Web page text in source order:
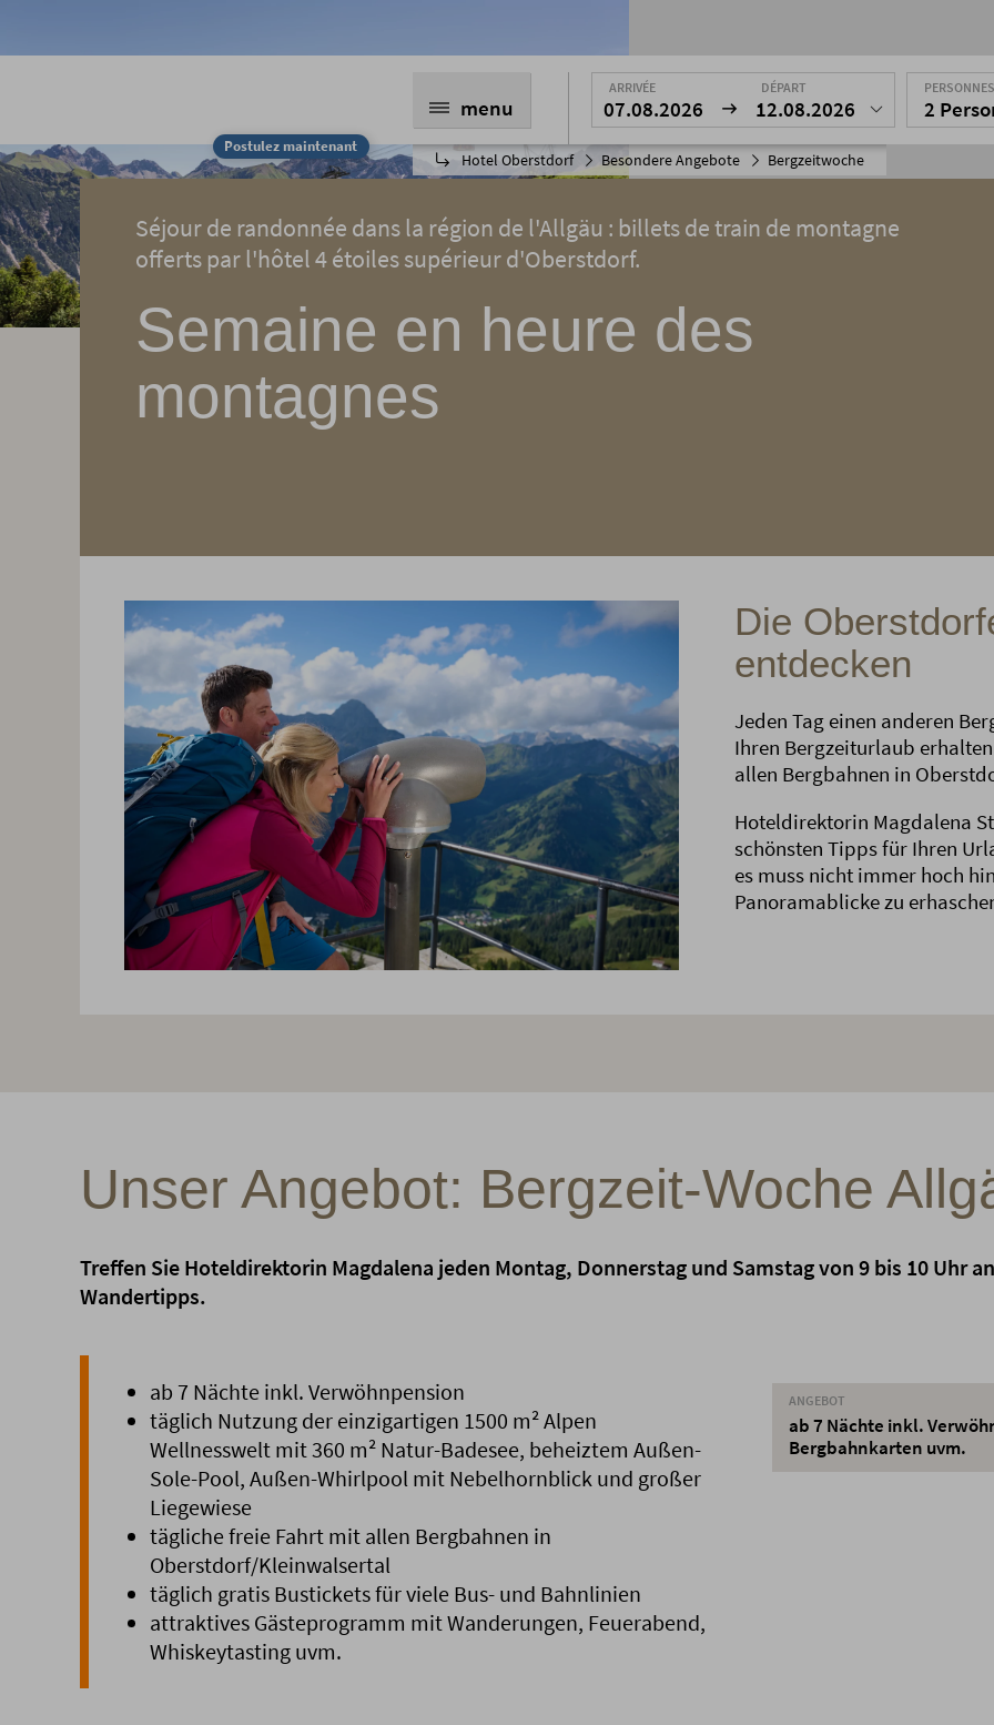
Postulez maintenant
menu
Hotel Oberstdorf Besondere Angebote Bergzeitwoche
ARRIVÉE
07.08.2026
DÉPART
12.08.2026
PERSONNES
2
Séjour de randonnée dans la région de l'Allgäu : billets de train de montagne
offerts par l'hôtel 4 étoiles supérieur d'Oberstdorf.
Semaine en heure des
montagnes
Die
entdecken
Jeden Tag einen anderen
Ihren Bergzeiturlaub
allen Bergbahnen in
Hoteldirektorin Magdalena
schönsten Tipps für Ihren
es muss nicht immer hoch
Panoramablicke zu
Unser Angebot: Bergzeit-Woche
Treffen Sie Hoteldirektorin Magdalena jeden Montag, Donnerstag und Samstag von 9 bis 10 Uhr
Wandertipps.
ab 7 Nächte inkl. Verwöhnpension
täglich Nutzung der einzigartigen 1500 m² Alpen
Wellnesswelt mit 360 m² Natur-Badesee, beheiztem Außen-
Sole-Pool, Außen-Whirlpool mit Nebelhornblick und großer
Liegewiese
tägliche freie Fahrt mit allen Bergbahnen in
Oberstdorf/Kleinwalsertal
täglich gratis Bustickets für viele Bus- und Bahnlinien
attraktives Gästeprogramm mit Wanderungen, Feuerabend,
Whiskeytasting uvm.
ANGEBOT
ab 7 Nächte inkl.
Bergbahnkarten uvm.